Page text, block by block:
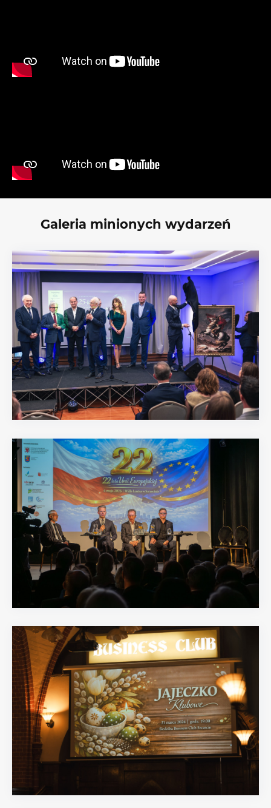
Galeria minionych wydarzeń
20.06.2026
05.05.2026